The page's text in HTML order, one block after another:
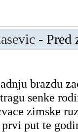
- Pred
brazdu
senke
zimske
put te